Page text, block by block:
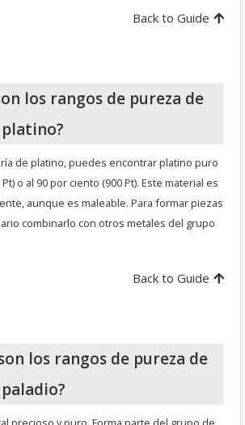
Back to Guide
los rangos de pureza de
platino?
de platino, puedes encontrar platino puro
o al 90 por ciento (900 Pt). Este material es
aunque es maleable. Para formar piezas
combinarlo con otros metales del grupo
Back to Guide
los rangos de pureza de